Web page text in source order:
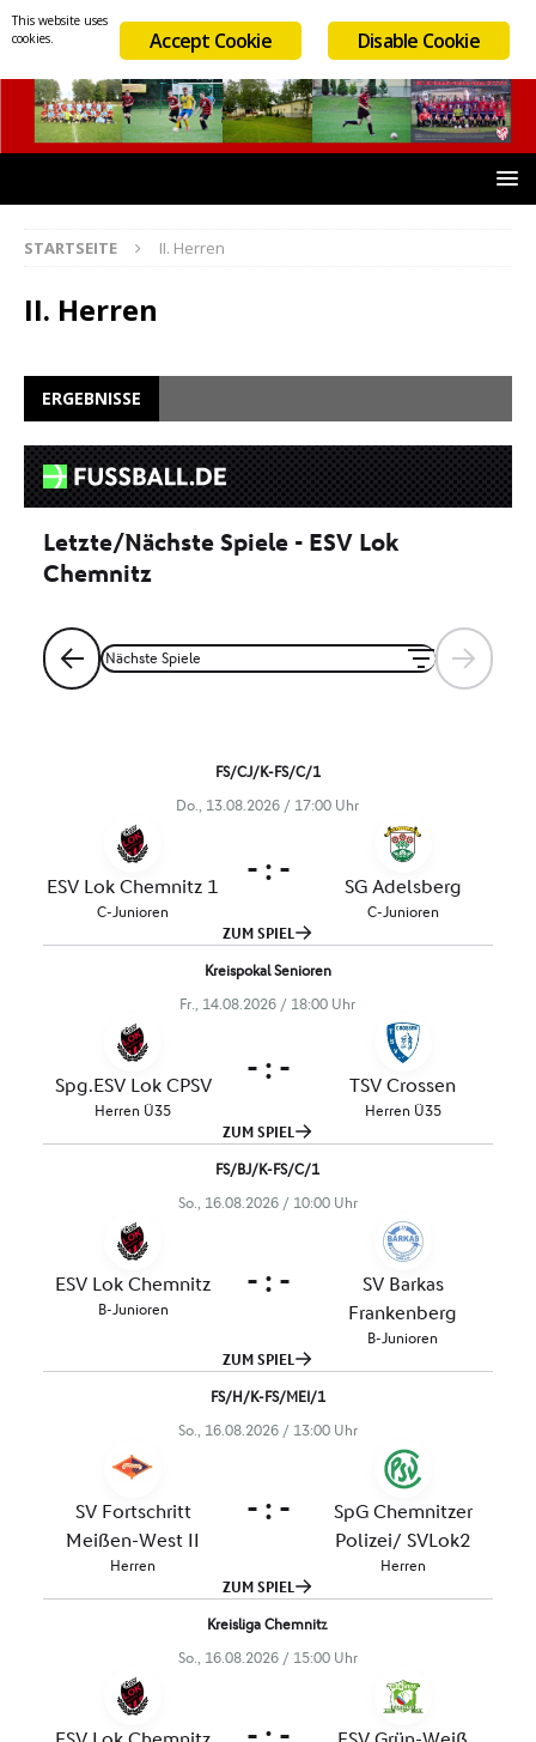
STARTSEITE II. Herren
II. Herren
ERGEBNISSE
Disable Cookie
Accept Cookie
This website uses
cookies.